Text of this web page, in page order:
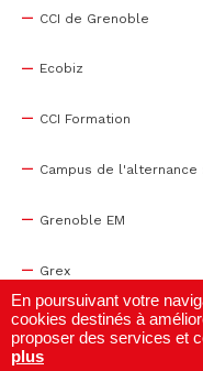
CCI de Grenoble
Ecobiz
CCI Formation
Campus de l'alternance :
Grenoble EM
Grex
WTC Grenoble
En poursuivant votre
cookies destinés à
proposer des services et
plus